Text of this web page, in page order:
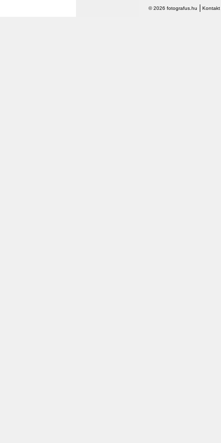
© 2026 fotografus.hu Kontakt